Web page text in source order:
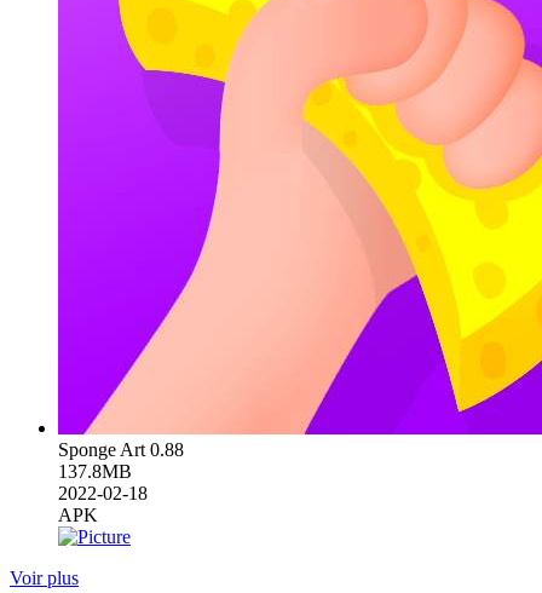
Sponge Art 0.88
137.8MB
2022-02-18
APK
Voir plus